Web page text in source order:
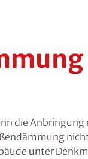
die Anbringung
unter